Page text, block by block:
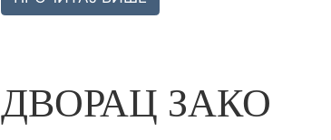
ДВОРАЦ ЗАКО